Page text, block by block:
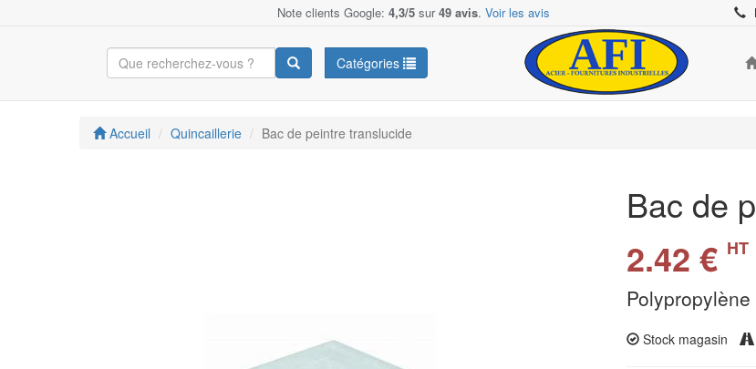
Note clients Google: 4,3/5 sur49 avis. Voir les avis
Catégories
Accueil Quincaillerie Bac de peintre translucide
Bac de
2.42 € HT
Stock magasin